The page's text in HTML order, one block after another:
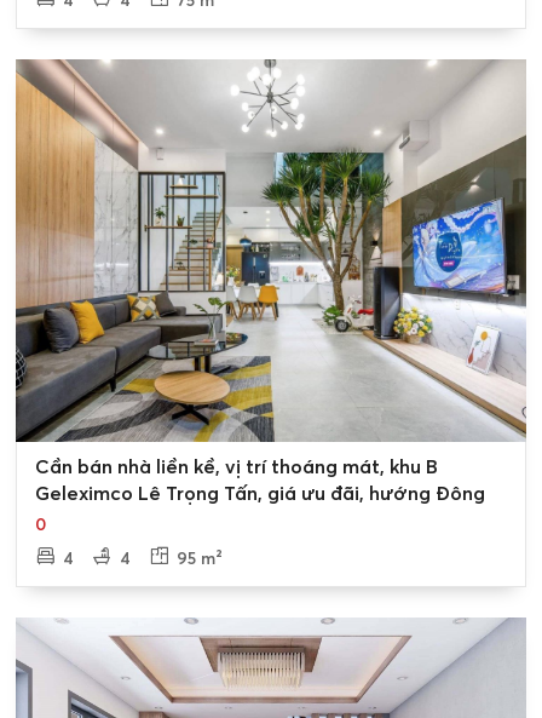
Cần bán nhà liền kề, vị trí thoáng mát, khu B
Geleximco Lê Trọng Tấn, giá ưu đãi, hướng Đông
0
4
4 95 m²